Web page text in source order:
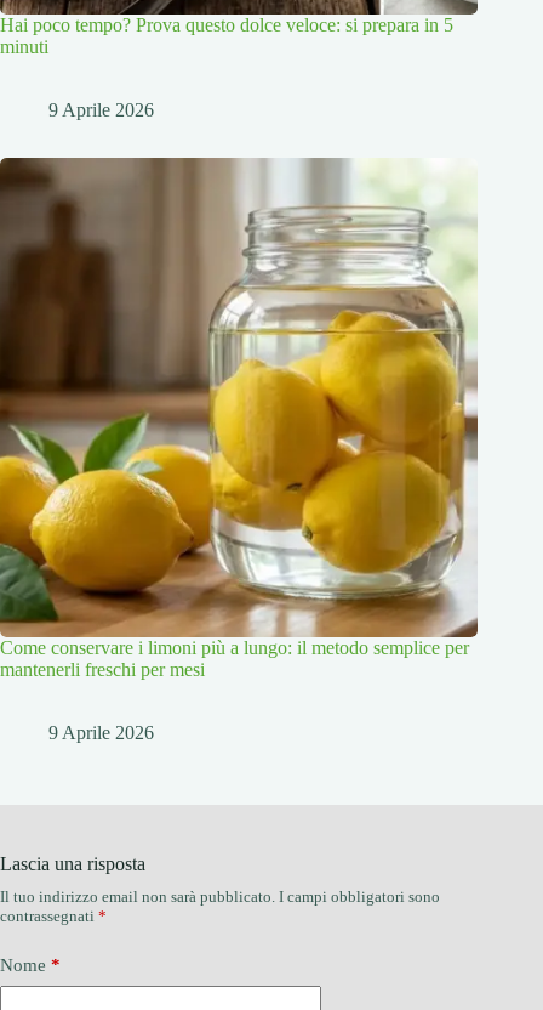
Hai poco tempo? Prova questo dolce veloce: si prepara in 5
minuti
9 Aprile 2026
Come conservare i limoni più a lungo: il metodo semplice per
mantenerli freschi per mesi
9 Aprile 2026
Lascia una risposta
Il tuo indirizzo email non sarà pubblicato. I campi obbligatori sono
contrassegnati *
Nome *